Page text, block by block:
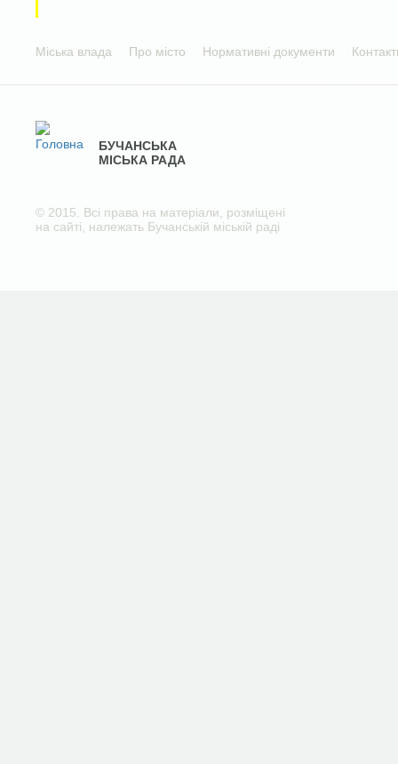
Міська влада Про місто Нормативні документи
БУЧАНСЬКА
МІСЬКА РАДА
© 2015. Всі права на матеріали, розміщені
на сайті, належать Бучанській міській раді